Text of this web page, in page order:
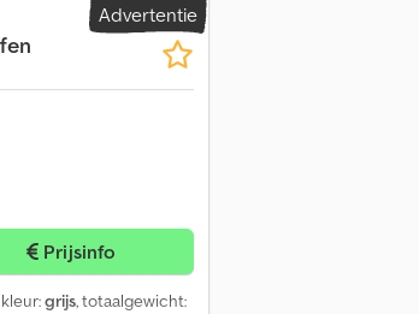
in Paderborn. U kunt
* Afmetingen:
mm S235 * Stalen
* Container is
3-voudig kantellager
U80x50x4 * Binnen
gewicht 10.000 kg
exclusief 19% BTW.
Advertentie
Prijsinfo
kleur:grijs, totaalgewicht: